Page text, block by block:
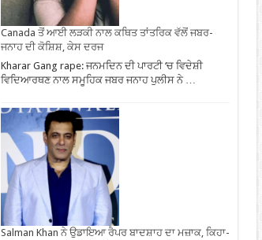
Canada ਤੋਂ ਆਈ ਲੜਕੀ ਨਾਲ ਕਥਿਤ ਤਾਂਤਰਿਕ ਵੱਲੋਂ ਜਬਰ-
ਜਨਾਹ ਦੀ ਕੋਸ਼ਿਸ਼, ਕੇਸ ਦਰਜ
Kharar Gang rape: ਜਨਮਦਿਨ ਦੀ ਪਾਰਟੀ ‘ਚ ਵਿਦੇਸ਼ੀ
ਵਿਦਿਆਰਥਣ ਨਾਲ ਸਮੂਹਿਕ ਜਬਰ ਜਨਾਹ ਪੁਲੀਸ ਨੇ …
Salman Khan ਨੇ ਉਡਾਇਆ ਰੈਪਰ ਬਾਦਸ਼ਾਹ ਦਾ ਮਜ਼ਾਕ, ਕਿਹਾ-